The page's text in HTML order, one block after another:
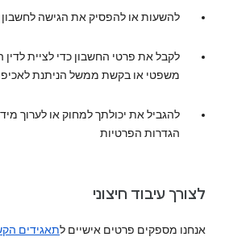
להשעות או להפסיק את הגישה לחשבון
לקבל את פרטי החשבון כדי לציית
משפטי או בקשת ממשל הניתנת
להגביל את יכולתך למחוק או לערוך
הגדרות הפרטיות
לצורך עיבוד חיצוני
אנחנו מספקים פרטים אישיים לתאגידים